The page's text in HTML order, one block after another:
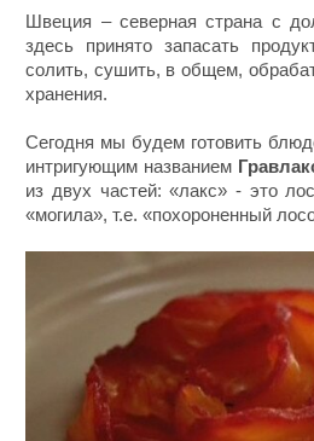
Швеция – северная страна с
здесь принято запасать
солить, сушить, в общем,
хранения.
Сегодня мы будем готовить
интригующим названием
из двух частей: «лакс» - это
«могила», т.е. «похороненный